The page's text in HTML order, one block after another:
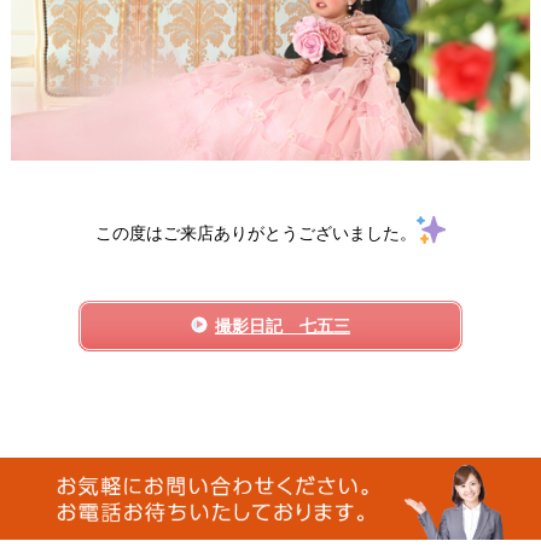
この度はご来店ありがとうございました。
撮影日記 七五三